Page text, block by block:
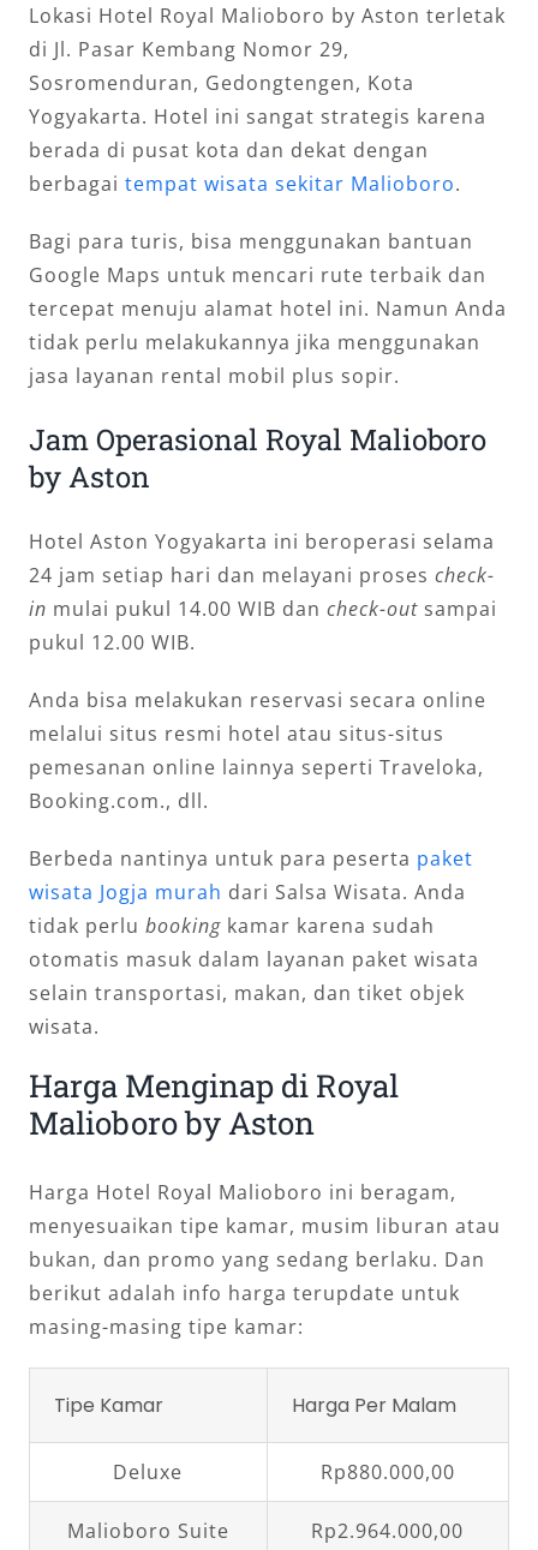
Lokasi Hotel Royal Malioboro by Aston terletak
di Jl. Pasar Kembang Nomor 29,
Sosromenduran, Gedongtengen, Kota
Yogyakarta. Hotel ini sangat strategis karena
berada di pusat kota dan dekat dengan
berbagai tempat wisata sekitar Malioboro.
Bagi para turis, bisa menggunakan bantuan
Google Maps untuk mencari rute terbaik dan
tercepat menuju alamat hotel ini. Namun Anda
tidak perlu melakukannya jika menggunakan
jasa layanan rental mobil plus sopir.
Jam Operasional Royal Malioboro
by Aston
Hotel Aston Yogyakarta ini beroperasi selama
24 jam setiap hari dan melayani proses check-
in mulai pukul 14.00 WIB dan check-outsampai
pukul 12.00 WIB.
Anda bisa melakukan reservasi secara online
melalui situs resmi hotel atau situs-situs
pemesanan online lainnya seperti Traveloka,
Booking.com., dll.
Berbeda nantinya untuk para peserta paket
wisata Jogja murah dari Salsa Wisata. Anda
tidak perlu bookingkamar karena sudah
otomatis masuk dalam layanan paket wisata
selain transportasi, makan, dan tiket objek
wisata.
Harga Menginap di Royal
Malioboro by Aston
Harga Hotel Royal Malioboro ini beragam,
menyesuaikan tipe kamar, musim liburan atau
bukan, dan promo yang sedang berlaku. Dan
berikut adalah info harga terupdate untuk
masing-masing tipe kamar:
Tipe Kamar Harga Per Malam
Deluxe Rp880.000,00
Malioboro Suite Rp2.964.000,00